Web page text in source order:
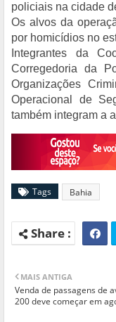
policiais na cidade
Os alvos da
por homicídios no
Integrantes da
Corregedoria da
Organizações
Operacional de
também integram a
Tags Bahia
MAIS ANTIGA
Venda de passagens de
200 deve começar em